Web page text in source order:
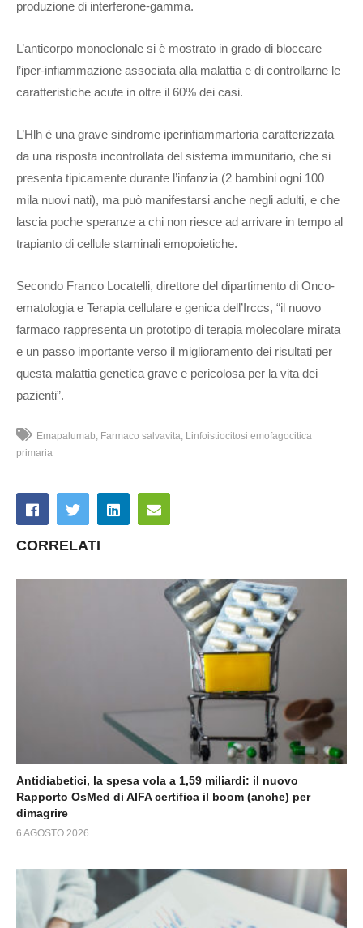
produzione di interferone-gamma.
L’anticorpo monoclonale si è mostrato in grado di bloccare
l’iper-infiammazione associata alla malattia e di controllarne le
caratteristiche acute in oltre il 60% dei casi.
L’Hlh è una grave sindrome iperinfiammartoria caratterizzata
da una risposta incontrollata del sistema immunitario, che si
presenta tipicamente durante l’infanzia (2 bambini ogni 100
mila nuovi nati), ma può manifestarsi anche negli adulti, e che
lascia poche speranze a chi non riesce ad arrivare in tempo al
trapianto di cellule staminali emopoietiche.
Secondo Franco Locatelli, direttore del dipartimento di Onco-
ematologia e Terapia cellulare e genica dell’Irccs, “il nuovo
farmaco rappresenta un prototipo di terapia molecolare mirata
e un passo importante verso il miglioramento dei risultati per
questa malattia genetica grave e pericolosa per la vita dei
pazienti”.
Emapalumab Farmaco salvavita Linfoistiocitosi emofagocitica
primaria
CORRELATI
Antidiabetici, la spesa vola a 1,59 miliardi: il nuovo
Rapporto OsMed di AIFA certifica il boom (anche) per
dimagrire
6 AGOSTO 2026